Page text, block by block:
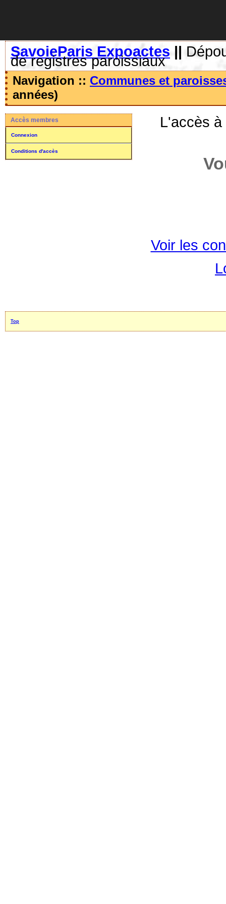
SavoieParis Expoactes ||
de registres paroissiaux
Navigation :: Communes et
années)
Accès membres
Connexion
Conditions d'accès
L'accès
Voir les
Top